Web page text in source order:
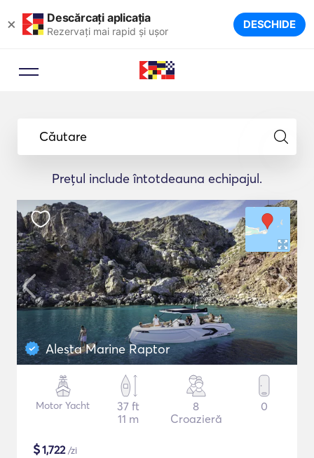
× Descărcați aplicația
Rezervați mai rapid și ușor DESCHIDE
Căutare
Prețul include întotdeauna echipajul.
Alesta Marine Raptor
Motor Yacht
37 ft
11 m
8
Croazieră
0
$1,722/zi